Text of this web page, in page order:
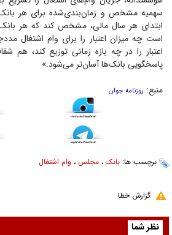
سهمیه مشخص و زمان‌بندی‌شده برای هر
ابتدای هر سال مالی، مشخص کند که هر
است چه میزان اعتبار را برای وام اشتغال
اعتبار را در چه بازه زمانی توزیع کند، هم
پاسخگویی بانک‌ها آسان‌تر می‌شود.»
منبع: روزنامه جوان
برچسب ها: بانک ، مجلس ، وام اشتغال
گزارش خطا
نظر شما